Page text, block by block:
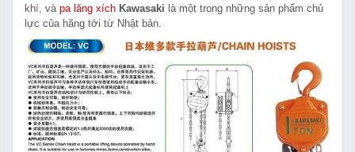
khí, và pa lăng xích Kawasaki là một trong những sản phẩm chủ
lực của hãng tới từ Nhật bản.